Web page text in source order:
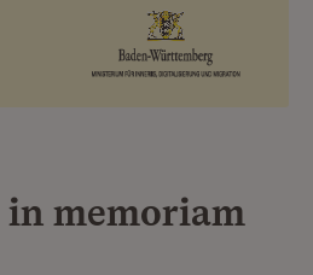
memoriam